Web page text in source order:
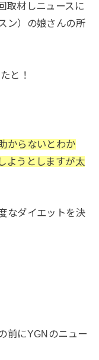
取材しニュースに
ン）の娘さんの所
と！
からないとわか
ようとしますが太
なダイエットを決
前にYGNのニュー